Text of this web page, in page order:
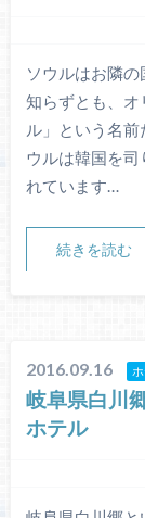
ソウルはお隣
知らずとも、オ
ル」という名
ウルは韓国を
れています…
続きを読む
2016.09.16
岐阜県白川
ホテル